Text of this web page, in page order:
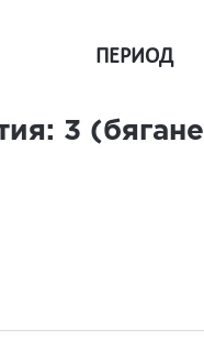
ПЕРИОД
3 (бягане